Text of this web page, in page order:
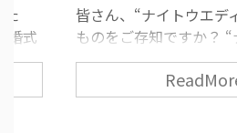
う
デ
行
披露
「函館で神社挙式した
神社がいいのかわから
道って結婚式への考え
いたことあるけれど、
いといけないことある